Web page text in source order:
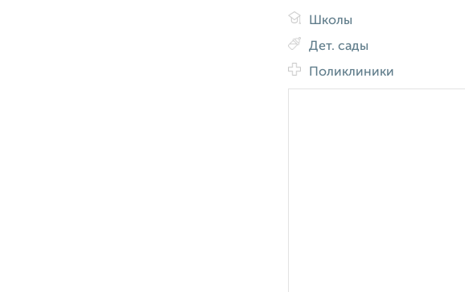
Школы
Дет. сады
Поликлиники